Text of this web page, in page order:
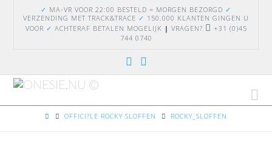
✓ MA-VR VOOR 22:00 BESTELD = MORGEN BEZORGD ✓
VERZENDING MET TRACK&TRACE ✓ 150.000 KLANTEN GINGEN U
VOOR ✓ ACHTERAF BETALEN MOGELIJK | VRAGEN?
+31 (0)45
744 0740
HOMEOFFICI?LE ROCKY SLOFFEN ROCKY_SLOFFEN